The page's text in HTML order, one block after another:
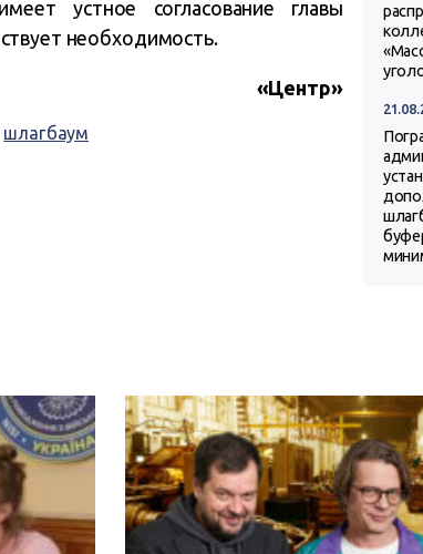
устное согласование главы
необходимость.
«Центр»
шлагбаум